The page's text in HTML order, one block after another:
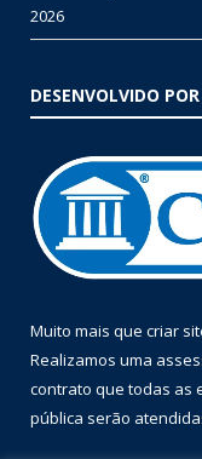
2026
DESENVOLVIDO
Muito mais que criar
Realizamos uma
contrato que todas as
pública serão